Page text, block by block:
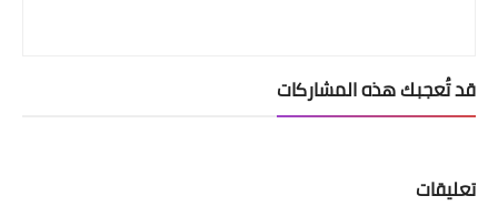
قد تُعجبك هذه المشاركات
تعليقات